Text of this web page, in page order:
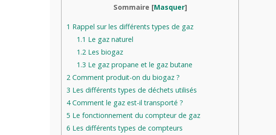
Sommaire [Masquer]
1 Rappel sur les différents types de gaz
1.1 Le gaz naturel
1.2 Les biogaz
1.3 Le gaz propane et le gaz butane
2 Comment produit-on du biogaz ?
3 Les différents types de déchets utilisés
4Comment le gaz est-il transporté ?
5 Le fonctionnement du compteur de gaz
6 Les différents types de compteurs